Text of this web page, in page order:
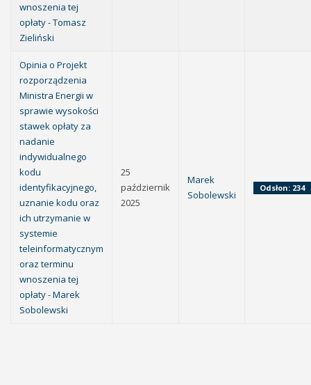
wnoszenia tej
opłaty - Tomasz
Zieliński
Opinia o Projekt
rozporządzenia
Ministra Energii w
sprawie wysokości
stawek opłaty za
nadanie
indywidualnego
kodu
identyfikacyjnego,
uznanie kodu oraz
ich utrzymanie w
systemie
teleinformatycznym
oraz terminu
wnoszenia tej
opłaty - Marek
Sobolewski
25
październik
2025
Marek
Sobolewski
Odsłon: 234